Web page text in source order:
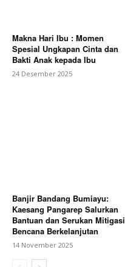
Makna Hari Ibu : Momen
Spesial Ungkapan Cinta dan
Bakti Anak kepada Ibu
24 Desember 2025
Banjir Bandang Bumiayu:
Kaesang Pangarep Salurkan
Bantuan dan Serukan Mitigasi
Bencana Berkelanjutan
14 November 2025